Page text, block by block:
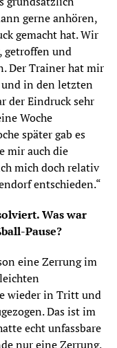
gerne anhören,
gemacht hat. Wir
getroffen und
Der Trainer hat mir
in den letzten
der Eindruck sehr
Woche
später gab es
mir auch die
mich doch relativ
entschieden.“
Was war
Pause?
eine Zerrung im
wieder in Tritt und
Das ist im
echt unfassbare
nur eine Zerrung,